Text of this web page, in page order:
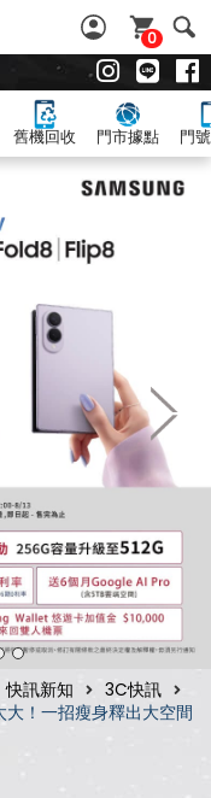
0
舊機回收 門市據點 門
快訊新知
3C快訊
大！一招瘦身釋出大空間